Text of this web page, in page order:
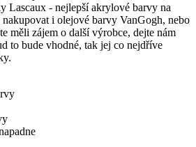
Lascaux - nejlepší akrylové barvy na
nakupovat i olejové barvy VanGogh, nebo
měli zájem o další výrobce, dejte nám
to bude vhodné, tak jej co nejdříve